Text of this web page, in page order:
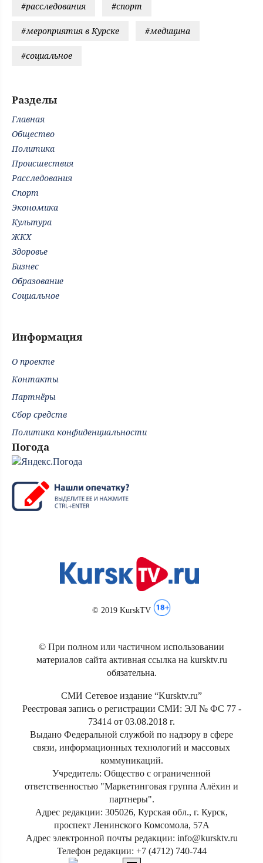
#расследования #спорт
#мероприятия в Курске #медицина
#социальное
Разделы
Главная
Общество
Политика
Происшествия
Расследования
Спорт
Экономика
Культура
ЖКХ
Здоровье
Бизнес
Образование
Социальное
Информация
О проекте
Контакты
Партнёры
Сбор средств
Политика конфиденциальности
Погода
© 2019 KurskTV
© При полном или частичном использовании
материалов сайта активная ссылка на kursktv.ru
обязательна.
СМИ Сетевое издание “Kursktv.ru”
Реестровая запись о регистрации СМИ: ЭЛ № ФС 77 -
73414 от 03.08.2018 г.
Выдано Федеральной службой по надзору в сфере
связи, информационных технологий и массовых
коммуникаций.
Учредитель: Общество с ограниченной
ответственностью "Маркетинговая группа Алёхин и
партнеры".
Адрес редакции: 305026, Курская обл., г. Курск,
проспект Ленинского Комсомола, 57А
Адрес электронной почты редакции: info@kursktv.ru
Телефон редакции: +7 (4712) 740-744